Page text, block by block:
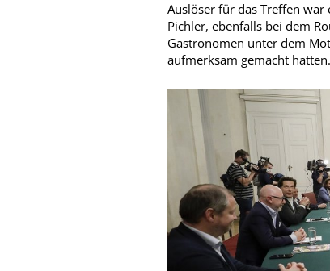
Auslöser für das Treffen war
Pichler, ebenfalls bei dem
Gastronomen unter dem
aufmerksam gemacht hatten.